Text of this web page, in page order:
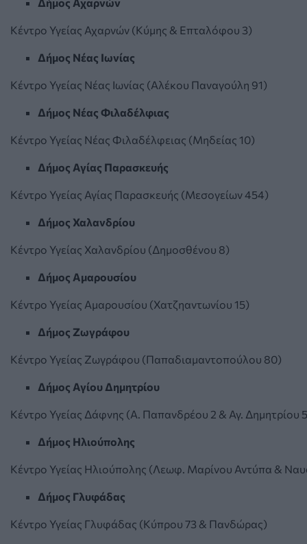
Δήμος Αχαρνών
Κέντρο Υγείας Αχαρνών (Κύμης & Επταλόφου 3)
Δήμος Νέας Ιωνίας
Κέντρο Υγείας Νέας Ιωνίας (Αλέκου Παναγούλη 91)
Δήμος Νέας Φιλαδέλφιας
Κέντρο Υγείας Νέας Φιλαδέλφειας (Μηδείας 10)
Δήμος Αγίας Παρασκευής
Κέντρο Υγείας Αγίας Παρασκευής (Μεσογείων 454)
Δήμος Χαλανδρίου
Κέντρο Υγείας Χαλανδρίου (Δημοσθένου 8)
Δήμος Αμαρουσίου
Κέντρο Υγείας Αμαρουσίου (Χατζηαντωνίου 15)
Δήμος Ζωγράφου
Κέντρο Υγείας Ζωγράφου (Παπαδιαμαντοπούλου 80)
Δήμος Αγίου Δημητρίου
Κέντρο Υγείας Δάφνης (Α. Παπανδρέου 2 & Αγ. Δημητρίου
Δήμος Ηλιούπολης
Κέντρο Υγείας Ηλιούπολης (Λεωφ. Μαρίνου Αντύπα &
Δήμος Γλυφάδας
Κέντρο Υγείας Γλυφάδας (Κύπρου 73 & Πανδώρας)